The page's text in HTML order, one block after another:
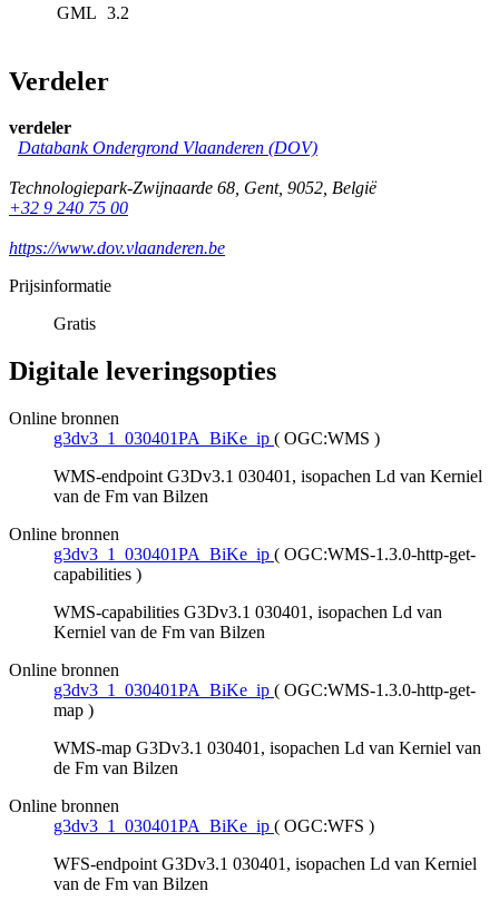
GML 3.2
Verdeler
verdeler
Databank Ondergrond Vlaanderen (DOV)
Technologiepark-Zwijnaarde 68, Gent, 9052, België
+32 9 240 75 00
https://www.dov.vlaanderen.be
Prijsinformatie
Gratis
Digitale leveringsopties
Online bronnen
g3dv3_1_030401PA_BiKe_ip ( OGC:WMS )
WMS-endpoint G3Dv3.1 030401, isopachen Ld van Kerniel
van de Fm van Bilzen
Online bronnen
g3dv3_1_030401PA_BiKe_ip ( OGC:WMS-1.3.0-http-get-
capabilities )
WMS-capabilities G3Dv3.1 030401, isopachen Ld van
Kerniel van de Fm van Bilzen
Online bronnen
g3dv3_1_030401PA_BiKe_ip ( OGC:WMS-1.3.0-http-get-
map )
WMS-map G3Dv3.1 030401, isopachen Ld van Kerniel van
de Fm van Bilzen
Online bronnen
g3dv3_1_030401PA_BiKe_ip ( OGC:WFS )
WFS-endpoint G3Dv3.1 030401, isopachen Ld van Kerniel
van de Fm van Bilzen